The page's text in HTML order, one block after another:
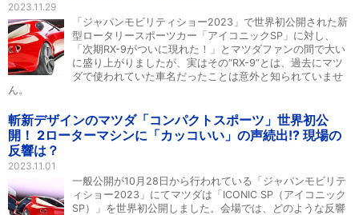
2023.11.29
「ジャパンモビリティショー2023」で世界初公開された新
型ロータリースポーツカー「アイコニックSP」に対し、
「次期RX-9がついに現れた！」とマツダファンの間で大い
に盛り上がりましたが、実はその“RX-9”とは、過去にマツ
ダで使われていた車名だったことは意外と知られていませ
ん。
斬新デザインのマツダ「コンパクトスポーツ」世界初公
開！ 2ローターマシンに「カッコいい」の声続出!? 現場の
反響は？
2023.11.01
一般公開が10月28日から行われている「ジャパンモビリテ
ィショー2023」にてマツダは「ICONIC SP（アイコニック
SP）」を世界初公開しました。会場では、どのような反響